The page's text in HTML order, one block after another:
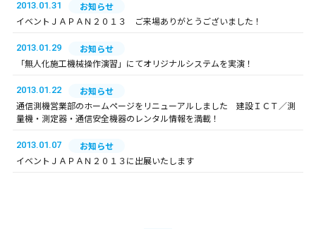
2013.01.31
お知らせ
イベントＪＡＰＡＮ２０１３ ご来場ありがとうございました！
2013.01.29
お知らせ
「無人化施工機械操作演習」にてオリジナルシステムを実演！
2013.01.22
お知らせ
通信測機営業部のホームページをリニューアルしました 建設ＩＣＴ／測
量機・測定器・通信安全機器のレンタル情報を満載！
2013.01.07
お知らせ
イベントＪＡＰＡＮ２０１３に出展いたします